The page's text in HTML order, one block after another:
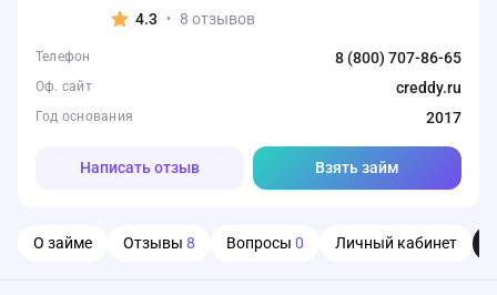
4.3 • 8 отзывов
Телефон 8 (800) 707-86-65
Оф. сайт creddy.ru
Год основания 2017
Написать отзыв Взять займ
О займе Отзывы 8 Вопросы 0 Личный кабинет